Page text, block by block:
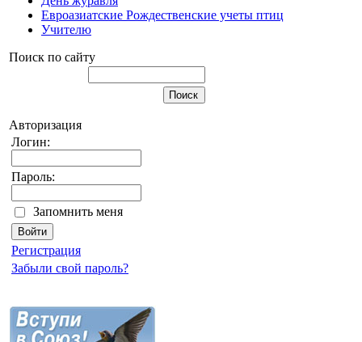
Евроазиатские Рождественские учеты птиц
Учителю
Поиск по сайту
Авторизация
Логин:
Пароль:
Запомнить меня
Регистрация
Забыли свой пароль?